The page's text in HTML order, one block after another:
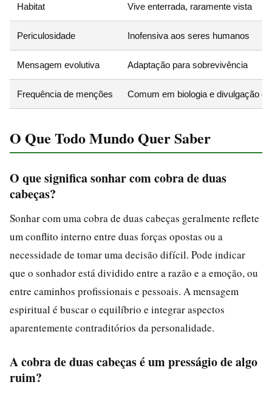
Habitat Vive enterrada, raramente vista
Periculosidade Inofensiva aos seres humanos
Mensagem evolutiva Adaptação para sobrevivência
Frequência de menções Comum em biologia e divulgação
O Que Todo Mundo Quer Saber
O que significa sonhar com cobra de duas
cabeças?
Sonhar com uma cobra de duas cabeças geralmente reflete
um conflito interno entre duas forças opostas ou a
necessidade de tomar uma decisão difícil. Pode indicar
que o sonhador está dividido entre a razão e a emoção, ou
entre caminhos profissionais e pessoais. A mensagem
espiritual é buscar o equilíbrio e integrar aspectos
aparentemente contraditórios da personalidade.
A cobra de duas cabeças é um presságio de algo
ruim?